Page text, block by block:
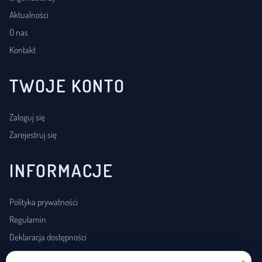
Aktualności
O nas
Kontakt
TWOJE KONTO
Zaloguj się
Zarejestruj się
INFORMACJE
Polityka prywatności
Regulamin
Deklaracja dostępności